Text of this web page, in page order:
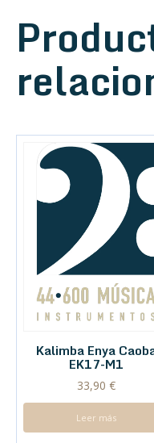
Kalimba Enya
EK17-M1
33,90 €
Leer más